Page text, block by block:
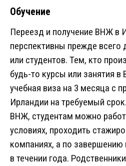
Обучение
Переезд и получение ВНЖ в
перспективны прежде всего
или студентов. Тем, кто
будь-то курсы или занятия в
учебная виза на 3 месяца с
Ирландии на требуемый
ВНЖ, студентам можно
условиях, проходить
компаниях, а по завершению
в течении года.